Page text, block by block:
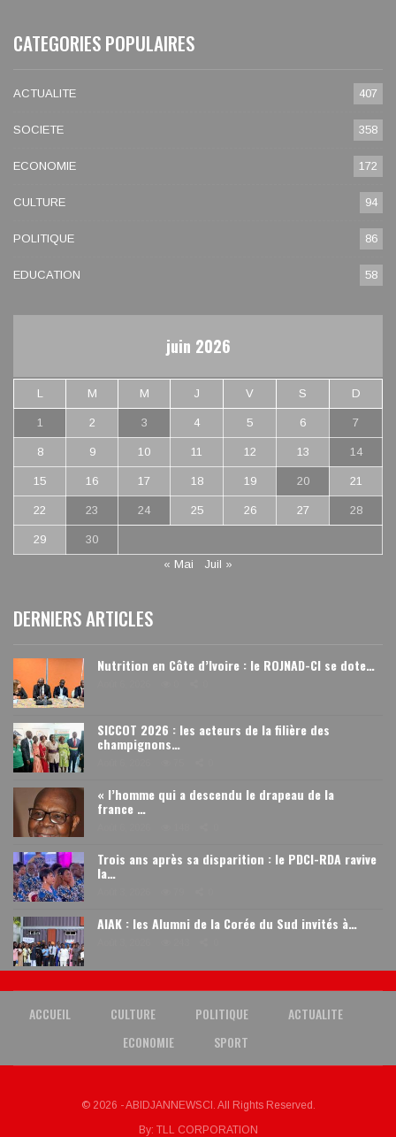
CATEGORIES POPULAIRES
ACTUALITE 407
SOCIETE 358
ECONOMIE 172
CULTURE 94
POLITIQUE 86
EDUCATION 58
juin 2026
L M M J V S D
1 2 3 4 5 6 7
8 9 10 11 12 13 14
15 16 17 18 19 20 21
22 23 24 25 26 27 28
29
30
« Mai
Juil »
DERNIERS ARTICLES
Nutrition en Côte d’Ivoire : le ROJNAD-CI se dote…
SICCOT 2026 : les acteurs de la filière des
champignons…
« l’homme qui a descendu le drapeau de la
france …
Trois ans après sa disparition : le PDCI-RDA ravive
la…
AIAK : les Alumni de la Corée du Sud invités à…
ACCUEIL CULTURE POLITIQUE
ACTUALITE
ECONOMIE
SPORT
© 2026 - ABIDJANNEWSCI. All Rights Reserved.
By: TLL CORPORATION